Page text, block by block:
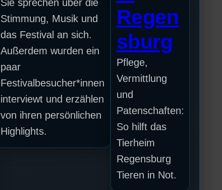
Sie sprechen über die
Stimmung, Musik und
das Festival an sich.
Außerdem wurden ein
paar
Festivalbesucher*innen
interviewt und erzählen
von ihren persönlichen
Highlights.
Regen
sburg
Pflege,
Vermittlung
und
Patenschaften:
So hilft das
Tierheim
Regensburg
Tieren in Not.